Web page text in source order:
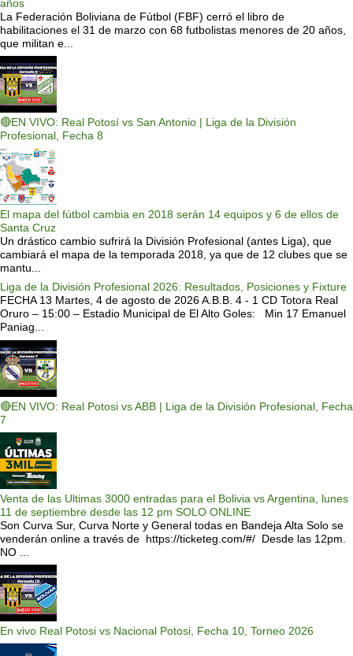
años
La Federación Boliviana de Fútbol (FBF) cerró el libro de
habilitaciones el 31 de marzo con 68 futbolistas menores de 20 años,
que militan e...
🔴EN VIVO: Real Potosí vs San Antonio | Liga de la División
Profesional, Fecha 8
El mapa del fútbol cambia en 2018 serán 14 equipos y 6 de ellos de
Santa Cruz
Un drástico cambio sufrirá la División Profesional (antes Liga), que
cambiará el mapa de la temporada 2018, ya que de 12 clubes que se
mantu...
Liga de la División Profesional 2026: Resultados, Posiciones y Fixture
FECHA 13 Martes, 4 de agosto de 2026 A.B.B. 4 - 1 CD Totora Real
Oruro – 15:00 – Estadio Municipal de El Alto Goles: Min 17 Emanuel
Paniag...
🔴EN VIVO: Real Potosi vs ABB | Liga de la División Profesional, Fecha
7
Venta de las Ultimas 3000 entradas para el Bolivia vs Argentina, lunes
11 de septiembre desde las 12 pm SOLO ONLINE
Son Curva Sur, Curva Norte y General todas en Bandeja Alta Solo se
venderán online a través de https://ticketeg.com/#/ Desde las 12pm.
NO ...
En vivo Real Potosi vs Nacional Potosi, Fecha 10, Torneo 2026